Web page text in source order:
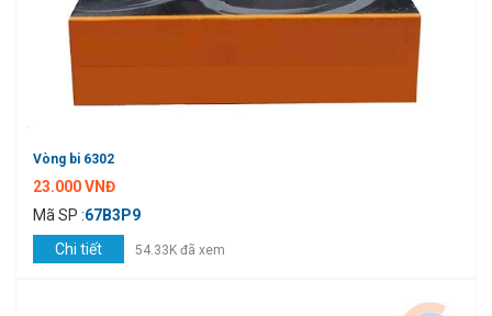
Vòng bi 6302
23.000 VNĐ
Mã SP :67B3P9
Chi tiết
54.33K đã xem